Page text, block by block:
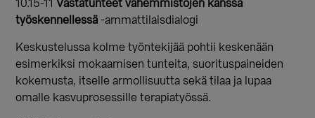
10.15-11Vastatunteet vähemmistöjen kanssa
työskennellessä -ammattilaisdialogi
Keskustelussa kolme työntekijää pohtii keskenään
esimerkiksi mokaamisen tunteita, suorituspaineiden
kokemusta, itselle armollisuutta sekä tilaa ja lupaa
omalle kasvuprosessille terapiatyössä.